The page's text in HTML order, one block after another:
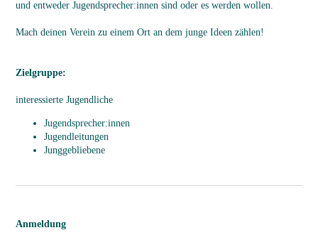
und entweder Jugendsprecher:innen sind oder es werden wollen.
Mach deinen Verein zu einem Ort an dem junge Ideen zählen!
Zielgruppe:
interessierte Jugendliche
Jugendsprecher:innen
Jugendleitungen
Junggebliebene
Anmeldung